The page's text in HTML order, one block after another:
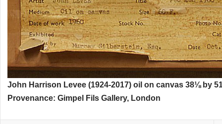
John Harrison Levee (1924-2017) oil on canvas 38⅛ by
Provenance: Gimpel Fils Gallery, London